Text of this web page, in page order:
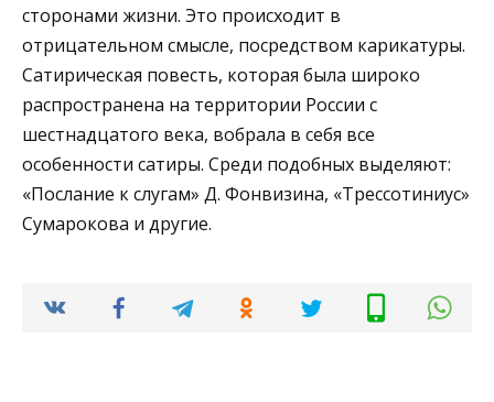
сторонами жизни. Это происходит в
отрицательном смысле, посредством карикатуры.
Сатирическая повесть, которая была широко
распространена на территории России с
шестнадцатого века, вобрала в себя все
особенности сатиры. Среди подобных выделяют:
«Послание к слугам» Д. Фонвизина, «Трессотиниус»
Сумарокова и другие.